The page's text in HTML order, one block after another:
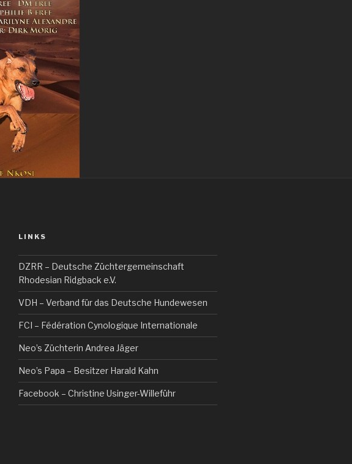
LINKS
DZRR – Deutsche Züchtergemeinschaft
Rhodesian Ridgback e.V.
VDH – Verband für das Deutsche Hundewesen
FCI – Fédération Cynologique Internationale
Neo’s Züchterin Andrea Jäger
Neo’s Papa – Besitzer Harald Kahn
Facebook – Christine Usinger-Willeführ